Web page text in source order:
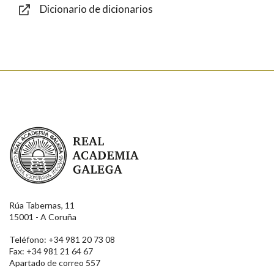
Dicionario de dicionarios
Real Academia Galega
Rúa Tabernas, 11
15001 - A Coruña
Teléfono: +34 981 20 73 08
Fax: +34 981 21 64 67
Apartado de correo 557